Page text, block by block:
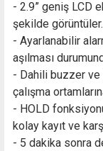
- 2.9” geniş LCD
şekilde görüntüler.
- Ayarlanabilir
aşılması
- Dahili buzzer
çalışma
- HOLD
kolay kayıt ve
- 5 dakika sonra